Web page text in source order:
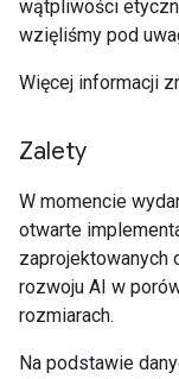
wątpliwości
wzięliśmy pod
Więcej informacji
Zalety
W momencie
otwarte
zaprojektowanych
rozwoju AI w
rozmiarach.
Na podstawie